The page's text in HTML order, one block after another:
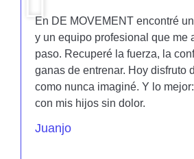
En DE MOVEMENT encontré
y un equipo profesional que me
paso. Recuperé la fuerza, la
ganas de entrenar. Hoy disfruto
como nunca imaginé. Y lo
con mis hijos sin dolor.
Juanjo